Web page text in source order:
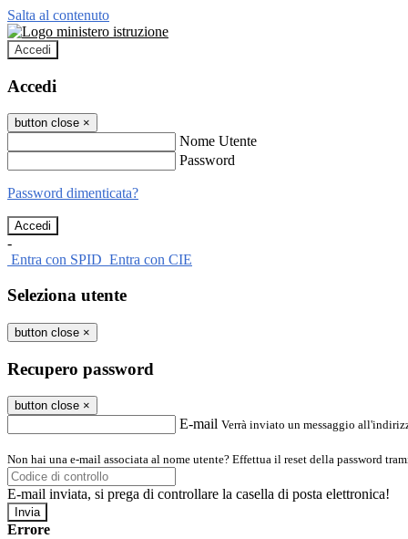
Salta al contenuto
Accedi
Accedi
button close ×
Nome Utente
Password
Password dimenticata?
-
Entra con SPID Entra con CIE
Seleziona utente
button close ×
Recupero password
button close ×
E-mail Verrà inviato un messaggio
Non hai una e-mail associata al nome utente? Effettua il reset della password
E-mail inviata, si prega di controllare la casella di posta elettronica!
Errore